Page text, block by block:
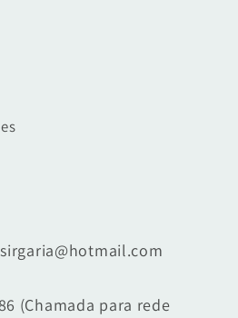
(Chamada para rede